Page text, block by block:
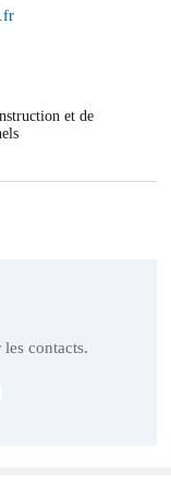
et de
contacts.